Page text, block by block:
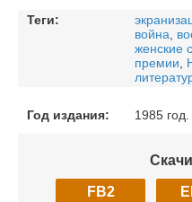
Теги:
война,
женские
премии,
Год издания: 1985 год.
FB2